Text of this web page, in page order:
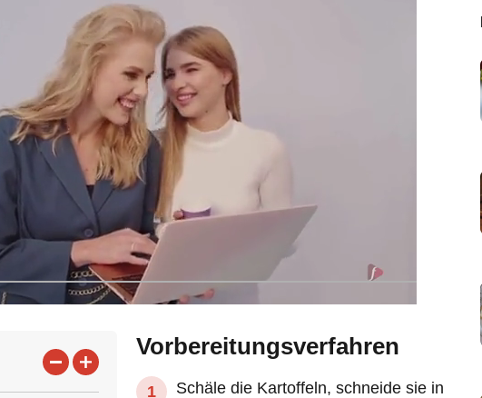
Vorbereitungsverfahren
Schäle die Kartoffeln, schneide sie in